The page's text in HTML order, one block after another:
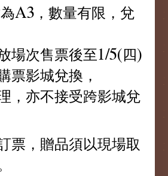
A3，數量有限，兌
場次售票後至1/5(四)
票影城兌換，
，亦不接受跨影城兌
票，贈品須以現場取